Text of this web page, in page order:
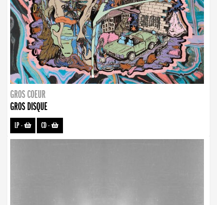
GROS COEUR
GROS DISQUE
LP- CD-